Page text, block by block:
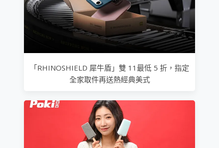
「RHINOSHIELD 犀牛盾」雙 11最低 5 折，指定
全家取件再送熱經典美式